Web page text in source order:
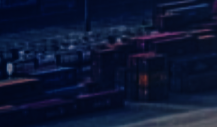
Імпорт Азія
Складська логістика
Страхування
Omida Group
Досягнення
Сертифікати
КЛІЄНТ
Розміри контейнера
Розміщення піддонів
Співпраця
КОНТАКТ
UA